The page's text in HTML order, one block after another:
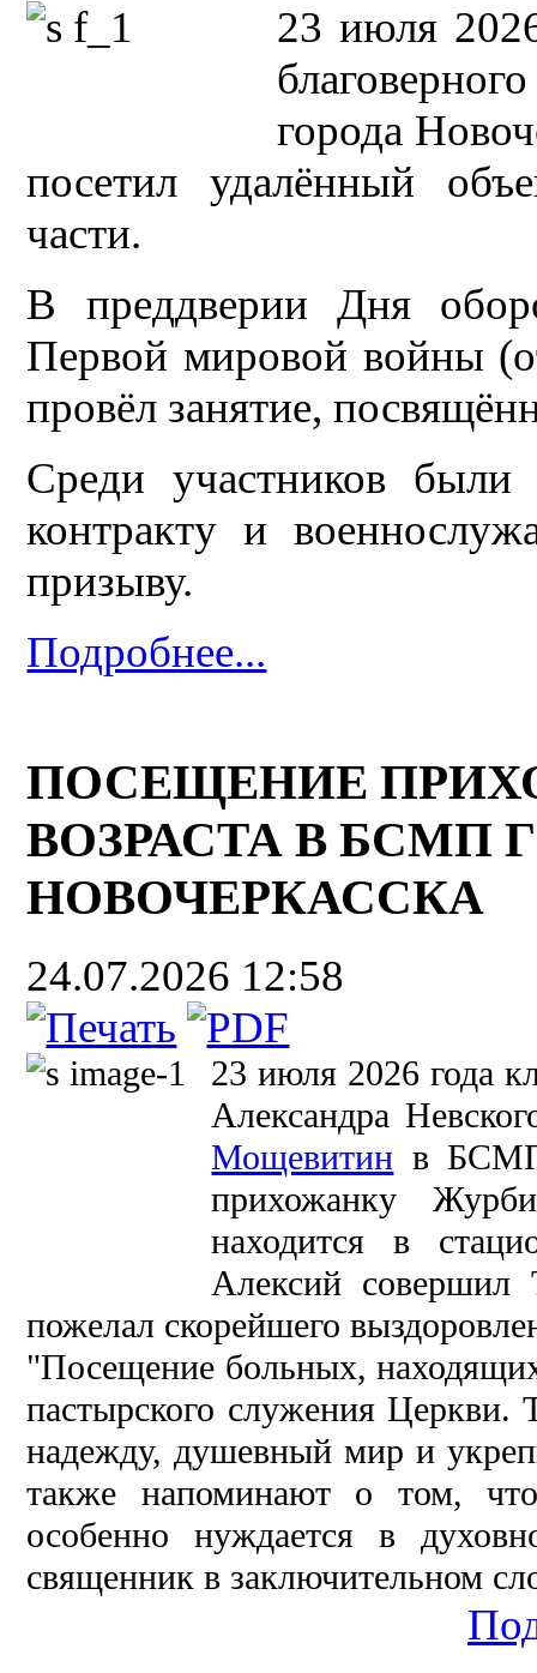
23 июля
города
посетил удалённый
части.
В преддверии Дня
Первой мировой войны
провёл занятие,
Среди участников
контракту и
призыву.
Подробнее...
ПОСЕЩЕНИЕ
ВОЗРАСТА В БСМП
НОВОЧЕРКАССКА
24.07.2026 12:58
23 июля 2026 года
Александра
Мощевитин в БСМП
прихожанку
находится в
Алексий совершил
пожелал скорейшего
"Посещение больных,
пастырского служения Церкви.
надежду, душевный мир и
также напоминают о том,
особенно нуждается в
священник в заключительном